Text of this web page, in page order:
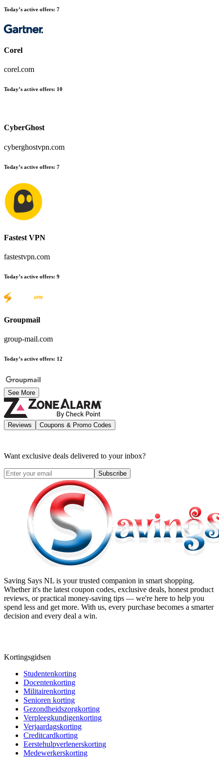
Today’s active offers: 7
Corel
corel.com
Today’s active offers: 10
CyberGhost
cyberghostvpn.com
Today’s active offers: 7
Fastest VPN
fastestvpn.com
Today’s active offers: 9
Groupmail
group-mail.com
Today’s active offers: 12
See More
Reviews Coupons & Promo Codes
Want exclusive deals delivered to your inbox?
Subscribe
Saving Says NL is your trusted companion in smart shopping.
Whether it's the latest coupon codes, exclusive deals, honest product
reviews, or practical money-saving tips — we're here to help you
spend less and get more. With us, every purchase becomes a smarter
decision and every deal a win.
Kortingsgidsen
Studentenkorting
Docentenkorting
Militairenkorting
Senioren korting
Gezondheidszorgkorting
Verpleegkundigenkorting
Verjaardagskorting
Creditcardkorting
Eerstehulpverlenerskorting
Medewerkerskorting